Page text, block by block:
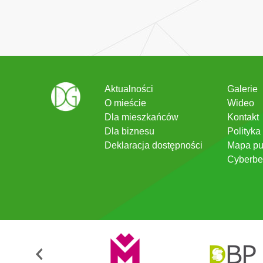
Aktualności
O mieście
Dla mieszkańców
Dla biznesu
Deklaracja dostępności
Galerie
Wideo
Kontakt
Mapa